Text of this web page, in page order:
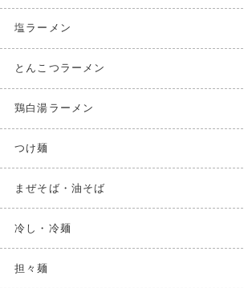
塩ラーメン
とんこつラーメン
鶏白湯ラーメン
つけ麺
まぜそば・油そば
冷し・冷麺
担々麺